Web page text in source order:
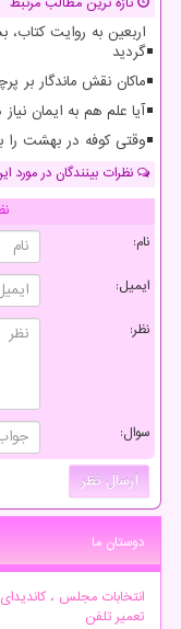
اربعین به روایت کتاب،
گردید
ماکان نقش ماندگار بر
آیا علم هم به ایمان
وقتی کوفه در بهشت
نظرات بینندگان در
نام:
ایمیل:
نظر:
سوال:
دوستان ما
انتخابات مجلس ،
تعمیر تلفن